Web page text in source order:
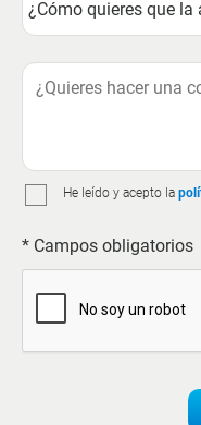
He leído y acepto la
* Campos obligatorios